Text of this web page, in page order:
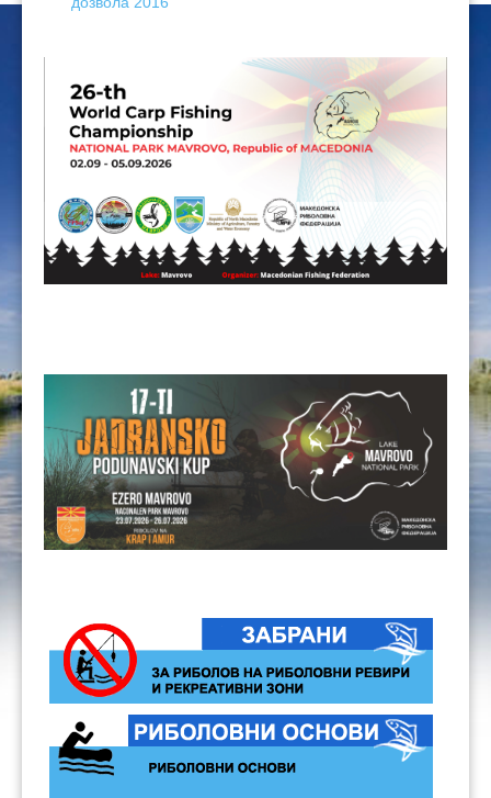
ЦЕНОВНИЦИ 2017
ЦЕНОВНИЦИ 2016